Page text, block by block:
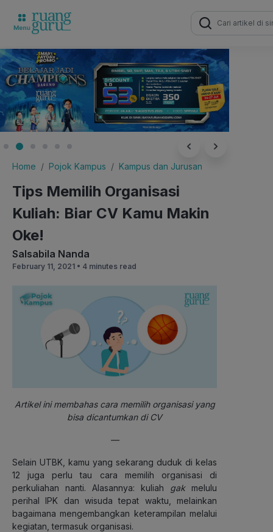
Search
for:
Home Pojok Kampus Kampus dan Jurusan
Tips Memilih Organisasi
Kuliah: Biar CV Kamu Makin
Oke!
Salsabila Nanda
February 11, 2021 • 4 minutes read
Artikel ini membahas cara memilih organisasi yang
bisa dicantumkan di CV
—
Selain UTBK, kamu yang sekarang duduk di kelas
12 juga perlu tau cara memilih organisasi di
perkuliahan nanti. Alasannya: kuliah gakmelulu
perihal IPK dan wisuda tepat waktu, melainkan
bagaimana mengembangkan keterampilan melalui
kegiatan, termasuk organisasi.